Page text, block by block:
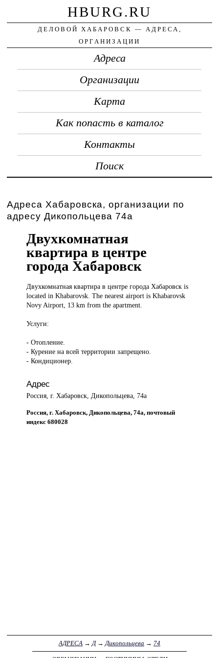
HBURG.RU
ДЕЛОВОЙ ХАБАРОВСК — АДРЕСА,
ОРГАНИЗАЦИИ
Адреса
Организации
Карта
Как попасть в каталог
Контакты
Поиск
Адреса Хабаровска, организации по
адресу Дикопольцева 74а
Двухкомнатная
квартира в центре
города Хабаровск
Двухкомнатная квартирав центре города Хабаровск is
located in Khabarovsk. The nearest airport is Khabarovsk
Novy Airport, 13 km from the apartment.
Услуги:
- Отопление.
- Курение на всей территории запрещено.
- Кондиционер.
Адрес
Россия, г. Хабаровск, Дикопольцева, 74а
Россия, г. Хабаровск, Дикопольцева, 74а, почтовый
индекс 680028
АДРЕСА →Д→Дикопольцева → 74